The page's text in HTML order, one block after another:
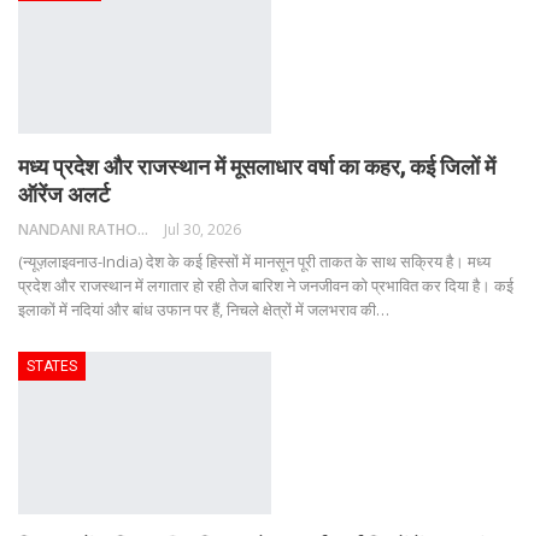
मध्य प्रदेश और राजस्थान में मूसलाधार वर्षा का कहर, कई जिलों में
ऑरेंज अलर्ट
NANDANI RATHORE Jul 30, 2026
(न्यूज़लाइवनाउ-India) देश के कई हिस्सों में मानसून पूरी ताकत के साथ सक्रिय है। मध्य
प्रदेश और राजस्थान में लगातार हो रही तेज बारिश ने जनजीवन को प्रभावित कर दिया है। कई
इलाकों में नदियां और बांध उफान पर हैं, निचले क्षेत्रों में जलभराव की…
STATES